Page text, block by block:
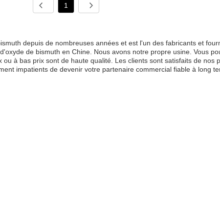
1
depuis de nombreuses années et est l'un des fabricants et
de bismuth en Chine. Nous avons notre propre usine. Vous
à bas prix sont de haute qualité. Les clients sont satisfaits de nos
impatients de devenir votre partenaire commercial fiable à long